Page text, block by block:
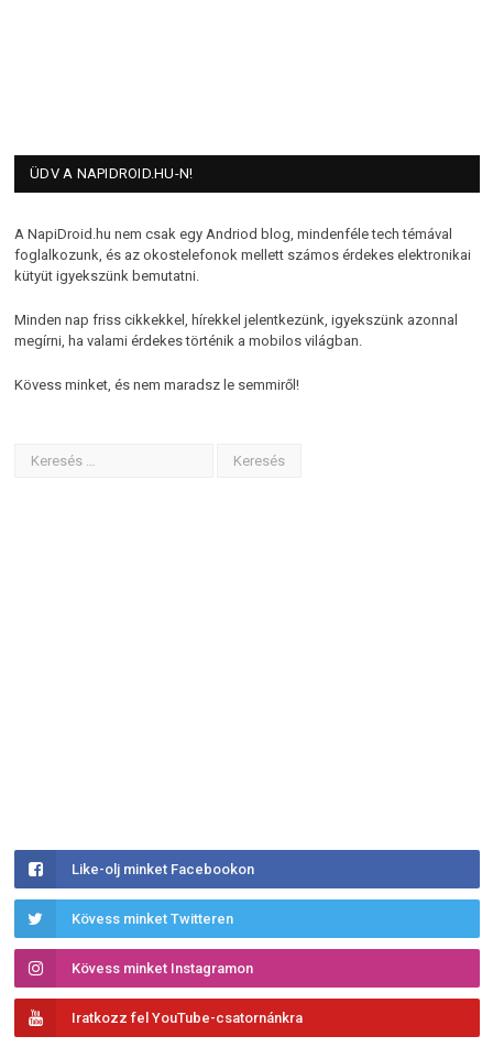
ÜDV A NAPIDROID.HU-N!
A NapiDroid.hu nem csak egy Andriod blog, mindenféle tech témával
foglalkozunk, és az okostelefonok mellett számos érdekes elektronikai
kütyüt igyekszünk bemutatni.
Minden nap friss cikkekkel, hírekkel jelentkezünk, igyekszünk azonnal
megírni, ha valami érdekes történik a mobilos világban.
Kövess minket, és nem maradsz le semmiről!
Like-olj minket Facebookon
Kövess minket Twitteren
Kövess minket Instagramon
Iratkozz fel YouTube-csatornánkra